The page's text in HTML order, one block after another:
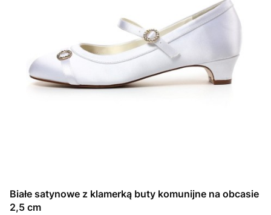
Białe satynowe z klamerką buty komunijne na obcasie
2,5 cm